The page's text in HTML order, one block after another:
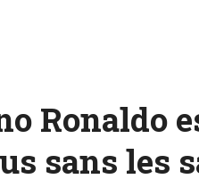
Ronaldo
sans les